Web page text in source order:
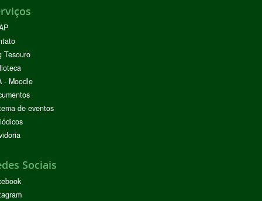
Tesouro
- Moodle
de eventos
Sociais